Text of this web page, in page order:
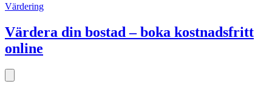
Värdering
Värdera din bostad – boka kostnadsfritt
online